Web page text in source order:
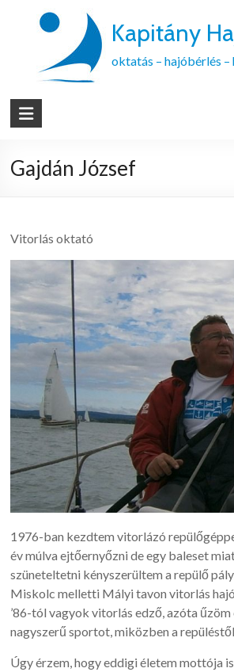
Kapitány
oktatás – hajóbérlés –
Gajdán József
Vitorlás oktató
1976-ban kezdtem vitorlázó
év múlva ejtőernyőzni de egy baleset
szüneteltetni kényszerültem a repülő
Miskolc melletti Mályi tavon vitorlás
’86-tól vagyok vitorlás edző, azóta
nagyszerű sportot, miközben a
Úgy érzem, hogy eddigi életem mottója